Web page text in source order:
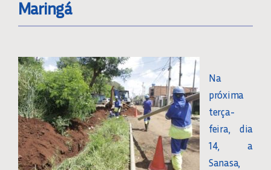
Maringá
Na
próxima
terça-
feira, dia
14, a
Sanasa,